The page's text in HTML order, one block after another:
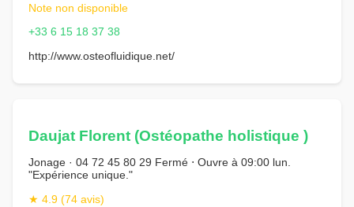
Note non disponible
+33 6 15 18 37 38
http://www.osteofluidique.net/
Daujat Florent (Ostéopathe holistique )
Jonage · 04 72 45 80 29 Fermé ⋅ Ouvre à 09:00 lun.
"Expérience unique."
★ 4.9 (74 avis)